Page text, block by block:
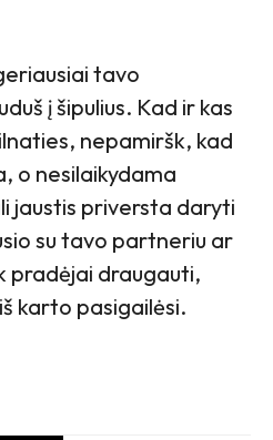
tavo
į šipulius. Kad ir kas
nepamiršk, kad
o nesilaikydama
jaustis priversta daryti
su tavo partneriu ar
pradėjai draugauti,
karto pasigailėsi.